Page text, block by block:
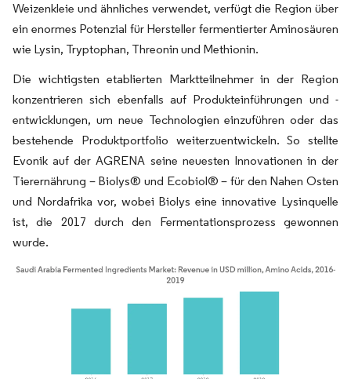
Weizenkleie und ähnliches verwendet, verfügt die Region über
ein enormes Potenzial für Hersteller fermentierter Aminosäuren
wie Lysin, Tryptophan, Threonin und Methionin.
Die wichtigsten etablierten Marktteilnehmer in der Region
konzentrieren sich ebenfalls auf Produkteinführungen und -
entwicklungen, um neue Technologien einzuführen oder das
bestehende Produktportfolio weiterzuentwickeln. So stellte
Evonik auf der AGRENA seine neuesten Innovationen in der
Tierernährung – Biolys® und Ecobiol® – für den Nahen Osten
und Nordafrika vor, wobei Biolys eine innovative Lysinquelle
ist, die 2017 durch den Fermentationsprozess gewonnen
wurde.